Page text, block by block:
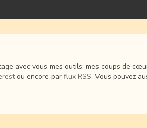
avec vous mes outils, mes coups de
ou encore par flux RSS. Vous pouvez